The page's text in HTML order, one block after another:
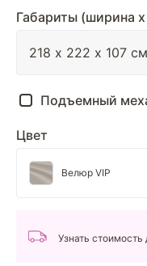
Габариты (ширина
Подъемный
Цвет
Велюр VIP
Узнать стоимость